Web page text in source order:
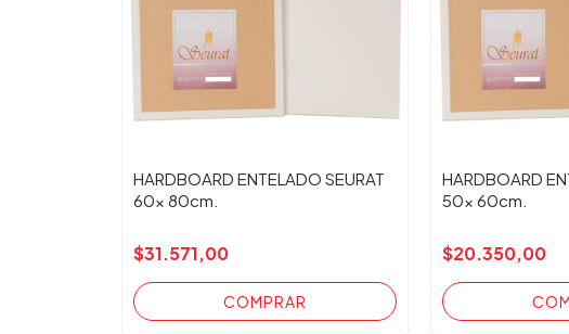
HARDBOARD ENTELADO SEURAT
60x 80cm.
$31.571,00
HARDBOARD
50x 60cm.
$20.350,00